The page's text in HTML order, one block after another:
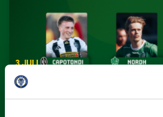
3 JULI
Rösta på Månadens
Yttrar gör…